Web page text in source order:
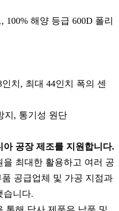
해양 등급 600D 폴리
치, 최대 44인치 폭의 센
지, 통기성 원단
공장 제조를 지원합니다.
최대한 활용하고 여러 공
공급업체 및 가공 지점과
습니다.